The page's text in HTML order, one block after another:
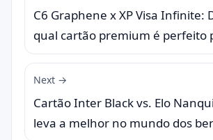
C6 Graphene x XP Visa Infinite:
qual cartão premium é perfeito
Next →
Cartão Inter Black vs. Elo
leva a melhor no mundo dos